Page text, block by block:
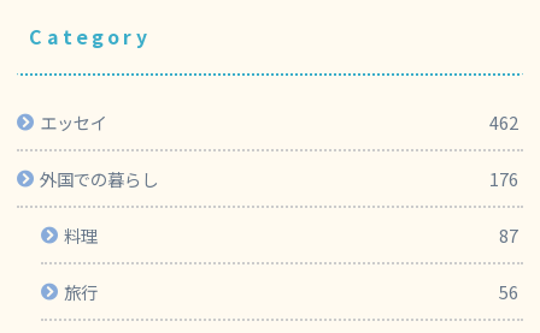
Category
エッセイ 462
外国での暮らし 176
料理 87
旅行 56